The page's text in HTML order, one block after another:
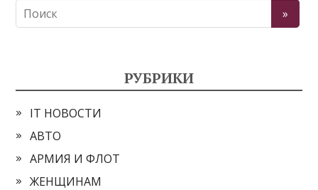
РУБРИКИ
IT НОВОСТИ
АВТО
АРМИЯ И ФЛОТ
ЖЕНЩИНАМ